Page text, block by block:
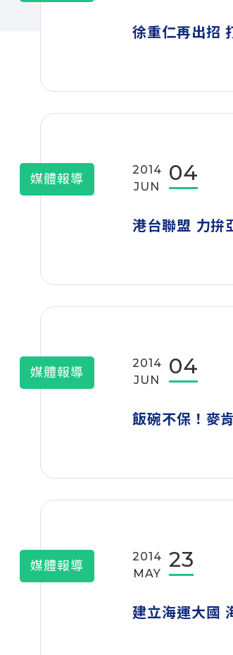
徐重仁再出招
媒體報導
2014
JUN
04
港台聯盟 力拚
媒體報導
2014
JUN
04
飯碗不保！麥
媒體報導
2014
MAY
23
建立海運大國